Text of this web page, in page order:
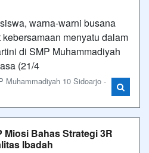
warna-warni busana
menyatu dalam
di SMP Muhammadiyah
(21/4
Muhammadiyah 10 Sidoarjo -
Miosi Bahas Strategi 3R
Ibadah